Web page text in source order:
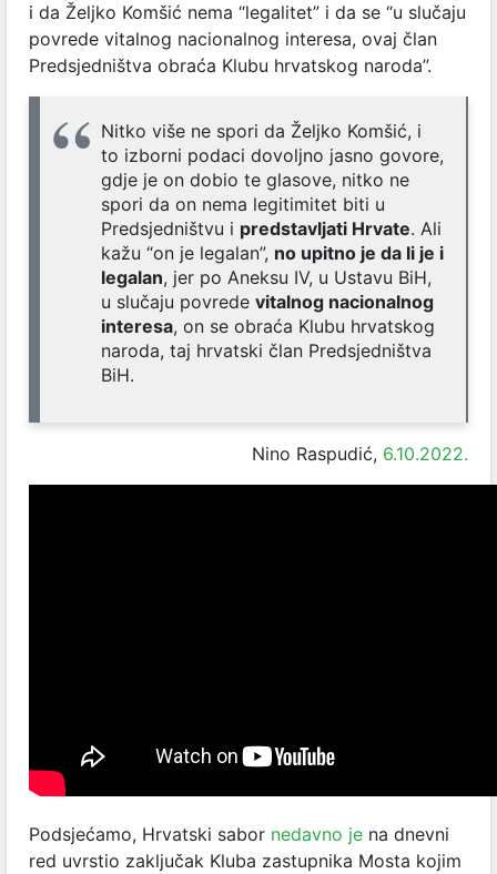
i da Željko Komšić nema “legalitet” i da se “u slučaju
povrede vitalnog nacionalnog interesa, ovaj član
Predsjedništva obraća Klubu hrvatskog naroda”.
Nitko više ne spori da Željko Komšić, i
to izborni podaci dovoljno jasno govore,
gdje je on dobio te glasove, nitko ne
spori da on nema legitimitet biti u
Predsjedništvu i predstavljati Hrvate. Ali
kažu “on je legalan”, no upitno je da li je i
legalan, jer po Aneksu IV, u Ustavu BiH,
u slučaju povrede vitalnog nacionalnog
interesa, on se obraća Klubu hrvatskog
naroda, taj hrvatski član Predsjedništva
BiH.
Nino Raspudić, 6.10.2022.
Podsjećamo, Hrvatski sabor nedavno je na dnevni
red uvrstio zaključak Kluba zastupnika Mosta kojim